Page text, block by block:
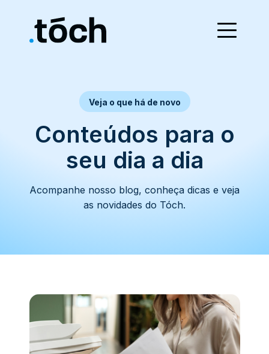
Veja o que há de novo
Conteúdos para o
seu dia a dia
Acompanhe nosso blog, conheça dicas e veja
as novidades do Tóch.